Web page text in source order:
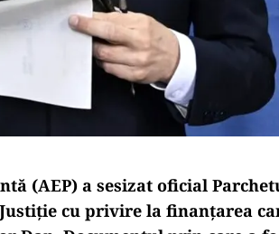
(AEP) a sesizat oficial
cu privire la finanțarea